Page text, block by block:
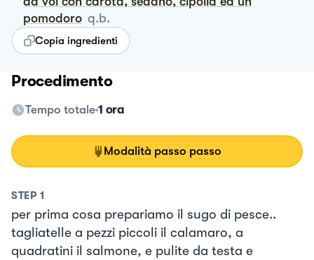
pomodoro q.b.
Copia ingredienti
Procedimento
Tempo totale 1 ora
Modalità passo passo
STEP 1
per prima cosa prepariamo il sugo di pesce..
tagliatelle a pezzi piccoli il calamaro, a
quadratini il salmone, e pulite da testa e